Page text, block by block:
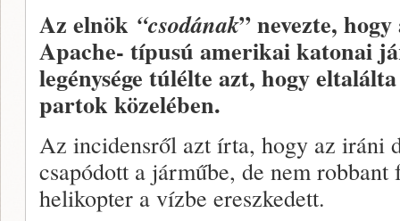
Az elnök “csodának” nevezte,
Apache- típusú amerikai katonai
legénysége túlélte azt, hogy
partok közelében.
Az incidensről azt írta, hogy az iráni
csapódott a járműbe, de nem
helikopter a vízbe ereszkedett.